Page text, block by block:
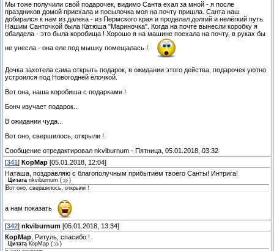
Мы тоже получили свой подарочек, видимо Санта ехал за мной - я после
праздников домой приехала и посылочка моя на почту пришла. Санта наш
добирался к нам из далека - из Пермского края и проделал долгий и нелёгкий путь.
Нашим Санточкой была Катюша "Мариночка". Когда на почте вынесли коробку я
обалдела - это была коробища ! Хорошо я на машине поехала на почту, в руках бы
не унесла - она еле под мышку помещалась !
Дочка захотела сама открыть подарок, в ожидании этого действа, подарочек уютно
устроился под Новогодней ёлочкой.
Вот она, наша коробиша с подарками !
Бонч изучает подарок...
В ожидании чуда...
Вот оно, свершилось, открыли !
Сообщение отредактировал nkviburnum - Пятница, 05.01.2018, 03:32
[341 ] КорМар [05.01.2018, 12:04]
Наташа, поздравляю с благополучным прибытием твоего Санты! Интрига!
Цитата nkviburnum (
)
Вот оно, свершилось, открыли !
а нам показать
[342] nkviburnum [05.01.2018, 13:34]
КорМар , Ритуль, спасибо !
Цитата КорМар (
)